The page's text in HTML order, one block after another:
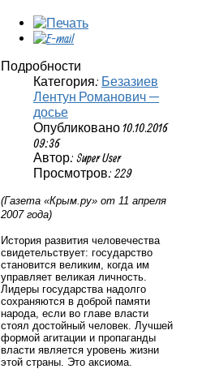
Подробности
Категория: Безазиев
Лентун Романович —
досье
Опубликовано 10.10.2016
09:36
Автор: Super User
Просмотров: 229
(Газета «Крым.ру» от 11 апреля
2007 года)
История развития человечества
свидетельствует: государство
становится великим, когда им
управляет великая личность.
Лидеры государства надолго
сохраняются в доброй памяти
народа, если во главе власти
стоял достойный человек. Лучшей
формой агитации и пропаганды
власти является уровень жизни
этой страны. Это аксиома.